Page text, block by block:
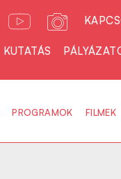
KUTATÁS
PROGRAMOK FILMEK